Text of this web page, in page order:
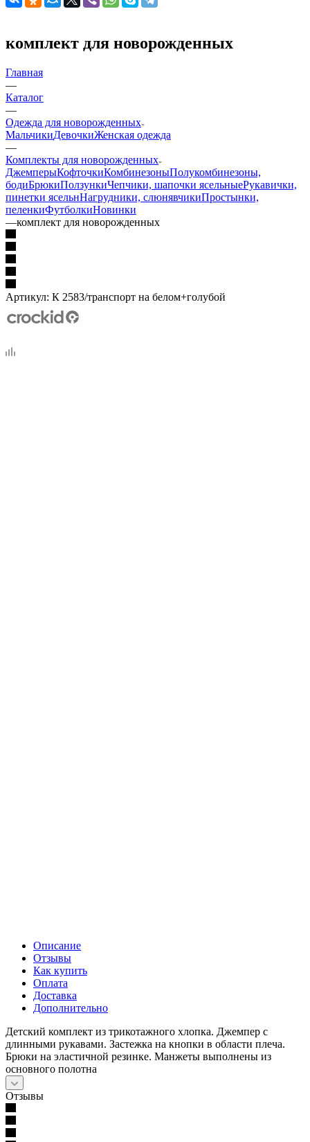
комплект для новорожденных
Главная
—
Каталог
—
Одежда для новорожденных
МальчикиДевочкиЖенская одежда
—
Комплекты для новорожденных
ДжемперыКофточкиКомбинезоныПолукомбинезоны,
бодиБрюкиПолзункиЧепчики, шапочки ясельныеРукавички,
пинетки ясельнНагрудники, слюнявчикиПростынки,
пеленкиФутболкиНовинки
—комплект для новорожденных
Артикул: К 2583/транспорт на белом+голубой
Описание
Отзывы
Как купить
Оплата
Доставка
Дополнительно
Детский комплект из трикотажного хлопка. Джемпер с
длинными рукавами. Застежка на кнопки в области плеча.
Брюки на эластичной резинке. Манжеты выполнены из
основного полотна
Отзывы